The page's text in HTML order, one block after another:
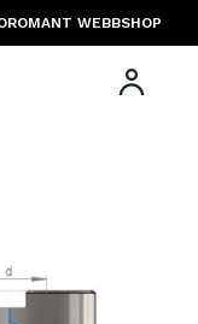
WEBBSHOP